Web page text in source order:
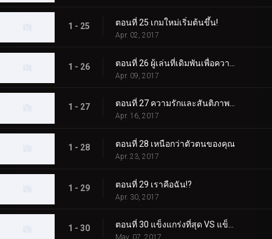
1 - 25 ตอนที่ 25 เกมใหม่เริ่มต้นขึ้น!
Apr. 02, 2017
1 - 26
Apr. 09, 2017
1 - 27 ตอนที่ 27 ความรักและสันติภาพสำหรับผู้ชนะ!
Apr. 16, 2017
1 - 28 ตอนที่ 28 เหนือกว่าตัวตนของคุณ
Apr. 23, 2017
1 - 29 ตอนที่ 29 เราคือฉัน!?
Apr. 30, 2017
1 - 30 ตอนที่ 30 แข็งแกร่งที่สุด VS แข็งแกร่งที่สุด!